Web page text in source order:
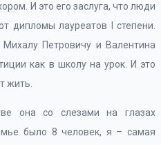
И это его заслуга, что люди
дипломы лауреатов I степени.
Петровичу и Валентина
как в школу на урок. И это
жить.
она со слезами на глазах
было 8 человек, я – самая